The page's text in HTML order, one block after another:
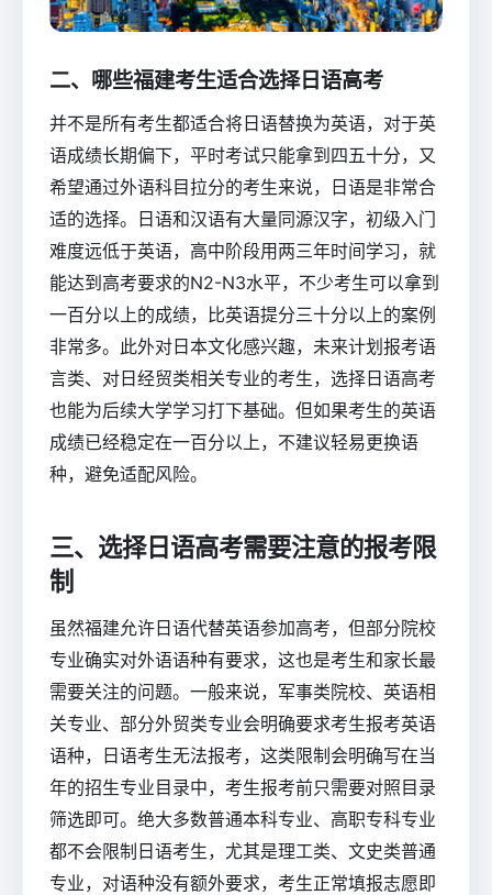
二、哪些福建考生适合选择日语高考
并不是所有考生都适合将日语替换为英语，对于英
语成绩长期偏下，平时考试只能拿到四五十分，又
希望通过外语科目拉分的考生来说，日语是非常合
适的选择。日语和汉语有大量同源汉字，初级入门
难度远低于英语，高中阶段用两三年时间学习，就
能达到高考要求的N2-N3水平，不少考生可以拿到
一百分以上的成绩，比英语提分三十分以上的案例
非常多。此外对日本文化感兴趣，未来计划报考语
言类、对日经贸类相关专业的考生，选择日语高考
也能为后续大学学习打下基础。但如果考生的英语
成绩已经稳定在一百分以上，不建议轻易更换语
种，避免适配风险。
三、选择日语高考需要注意的报考限
制
虽然福建允许日语代替英语参加高考，但部分院校
专业确实对外语语种有要求，这也是考生和家长最
需要关注的问题。一般来说，军事类院校、英语相
关专业、部分外贸类专业会明确要求考生报考英语
语种，日语考生无法报考，这类限制会明确写在当
年的招生专业目录中，考生报考前只需要对照目录
筛选即可。绝大多数普通本科专业、高职专科专业
都不会限制日语考生，尤其是理工类、文史类普通
专业，对语种没有额外要求，考生正常填报志愿即